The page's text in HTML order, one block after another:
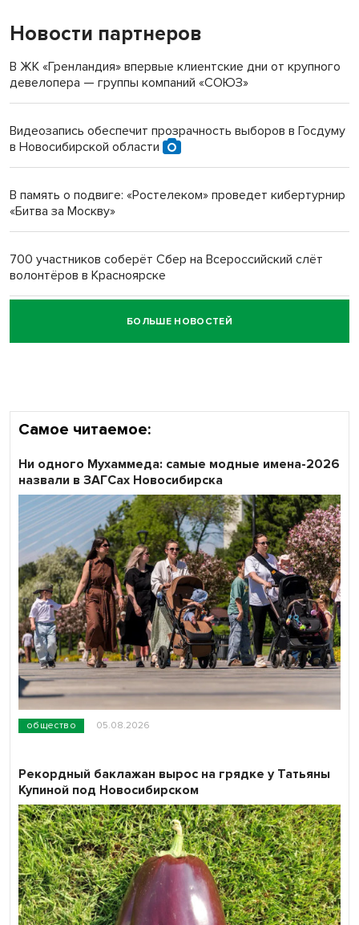
«Мы живём на пастбище!»: в новосибирском селе лошади
терроризируют жителей
Новосибирский преподаватель с женой вошли в топ-16
Новости партнеров
В ЖК «Гренландия» впервые клиентские дни от крупного
девелопера — группы компаний «СОЮЗ»
Видеозапись обеспечит прозрачность выборов в Госдуму
в Новосибирской области
В память о подвиге: «Ростелеком» проведет кибертурнир
«Битва за Москву»
700 участников соберёт Сбер на Всероссийский слёт
волонтёров в Красноярске
Честный выбор: видеонаблюдение обеспечит
объективность результатов ЕДГ в Новосибирской
БОЛЬШЕ НОВОСТЕЙ
Самое читаемое:
общество 05.08.2026
Ни одного Мухаммеда: самые модные имена-2026
назвали в ЗАГСах Новосибирска
Рекордный баклажан вырос на грядке у Татьяны
Купиной под Новосибирском